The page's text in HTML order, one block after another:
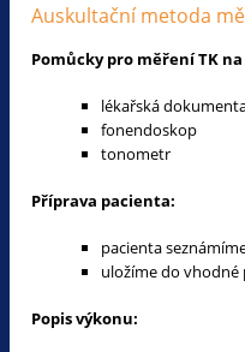
Auskultační metoda
Pomůcky pro měření TK
lékařská
fonendoskop
tonometr
Příprava pacienta:
pacienta
uložíme do vhodné
Popis výkonu: